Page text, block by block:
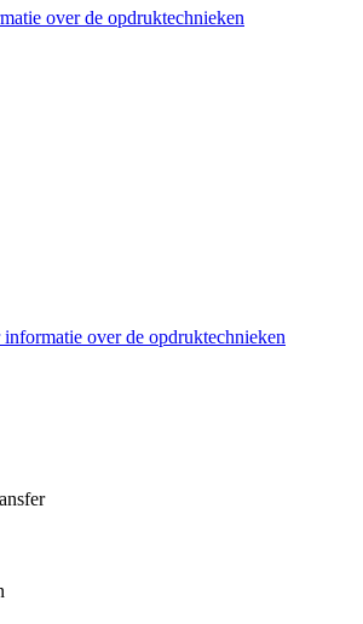
over de opdruktechnieken
informatie over de opdruktechnieken